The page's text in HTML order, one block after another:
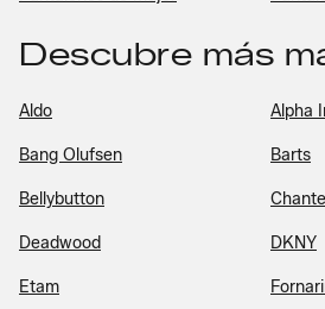
Descubre más
Aldo Alpha
Bang Olufsen Barts
Bellybutton
Deadwood DKNY
Etam